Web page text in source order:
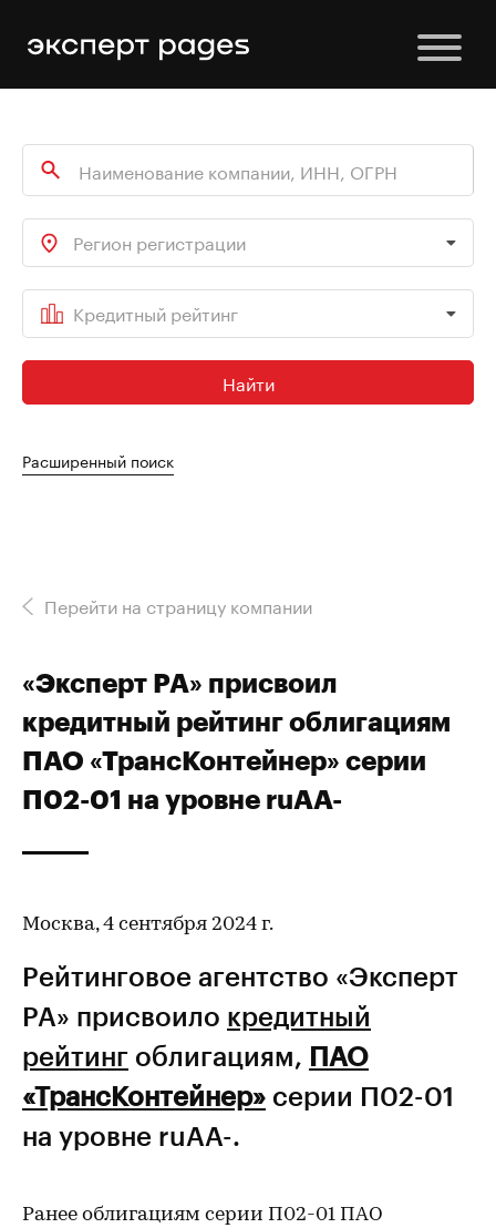
Регион регистрации
Кредитный рейтинг
Найти
Расширенный поиск
Перейти на страницу компании
«Эксперт РА» присвоил
кредитный рейтинг облигациям
ПАО «ТрансКонтейнер» серии
П02-01 на уровне ruAA-
Москва, 4 сентября 2024 г.
Рейтинговое агентство «Эксперт
РА» присвоило кредитный
рейтинг облигациям, ПАО
«ТрансКонтейнер» серии П02-01
на уровне ruAA-.
Ранее облигациям серии П02-01 ПАО